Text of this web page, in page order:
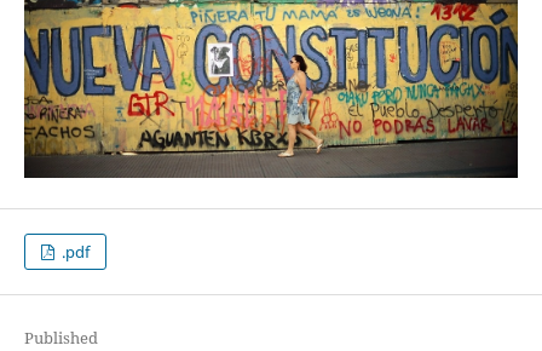
.pdf
Published